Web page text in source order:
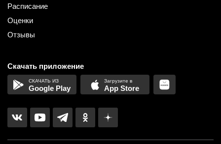
Расписание
Оценки
Отзывы
Скачать приложение
Google Play App Store